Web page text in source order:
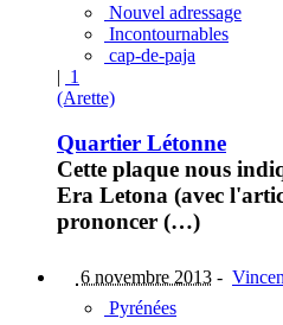
Nouvel adressage
Incontournables
cap-de-paja
| 1
(Arette)
Quartier Létonne
Cette plaque nous
Era Letona (avec
prononcer (…)
6 novembre 2013 -
Pyrénées